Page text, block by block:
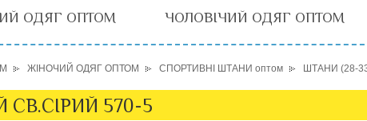
ОДЯГ ОПТОМ ЧОЛОВІЧИЙ ОДЯГ ОПТОМ
ЖІНОЧИЙ ОДЯГ ОПТОМ СПОРТИВНІ ШТАНИ оптом ШТАНИ (28-
570-5